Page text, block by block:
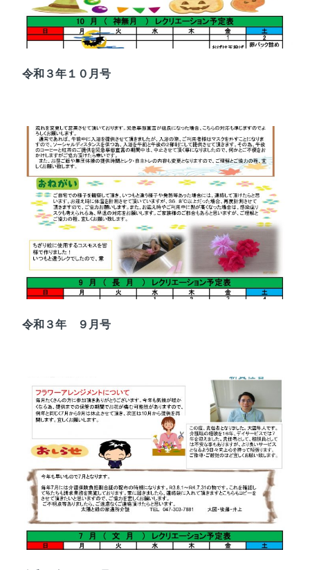
令和３年１０月号
令和３年 ９月号